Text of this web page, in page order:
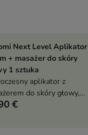
Dodaj do koszyka
Next Level Aplikator
+ masażer do skóry
1 sztuka
aplikator z
do skóry głowy,
ułatwia aplikację serum i
€